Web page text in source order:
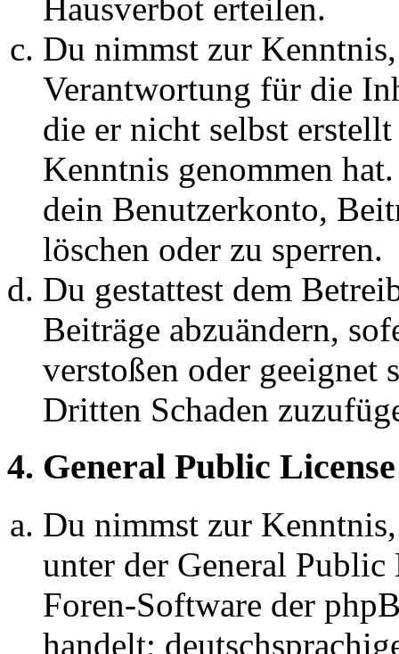
Hausverbot erteilen.
Du nimmst zur
Verantwortung für die
die er nicht selbst
Kenntnis genommen
dein Benutzerkonto,
löschen oder zu sperren.
Du gestattest dem
Beiträge abzuändern,
verstoßen oder geeignet
Dritten Schaden
4. General Public License
Du nimmst zur
unter der General
Foren-Software der
handelt;